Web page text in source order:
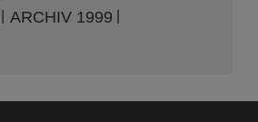
ARCHIV 1999